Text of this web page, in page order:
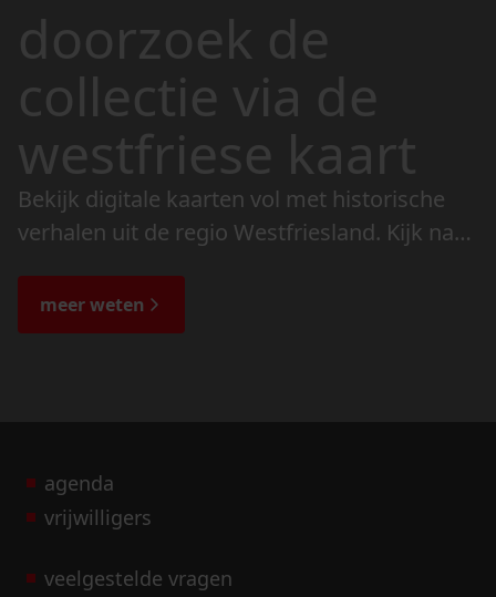
doorzoek de
collectie via de
westfriese kaart
Bekijk digitale kaarten vol met historische
verhalen uit de regio Westfriesland. Kijk naar
de bijzondere verhalen.
meer weten
agenda
vrijwilligers
veelgestelde vragen